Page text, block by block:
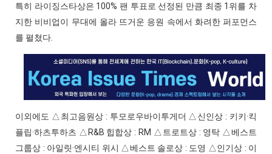
특히 라이징스타상은 100% 팬 투표로 선정된 만큼 최종 1위를 차
지한 비비업이 무대에 올라 뜨거운 응원 속에서 화려한 퍼포먼스
를 펼쳤다.
이외에도 △최고음원상 : 투모로우바이투게더 △신인상 : 키키·킥
플립·하츠투하츠 △R&B 힙합상 : RM △트로트상 : 영탁 △베스트
그룹상 : 아일릿·엔시티 위시 △베스트 솔로상 : 도영 △인기상 : 이